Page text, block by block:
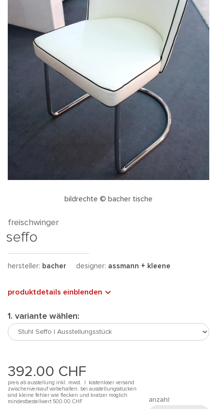
bildrechte © bacher tische
freischwinger
seffo
hersteller: bacher designer: assmann + kleene
produktdetails einblenden
1. variante wählen:
392.00 CHF
preis ab ausstellung inkl. mwst. |
kostenloser versand
zwischenverkauf vorbehalten. bei ausstellungsstücken
sind kleine fehler wie flecken und kratzer möglich.
mindestbestellwert 500.00 CHF anzahl: